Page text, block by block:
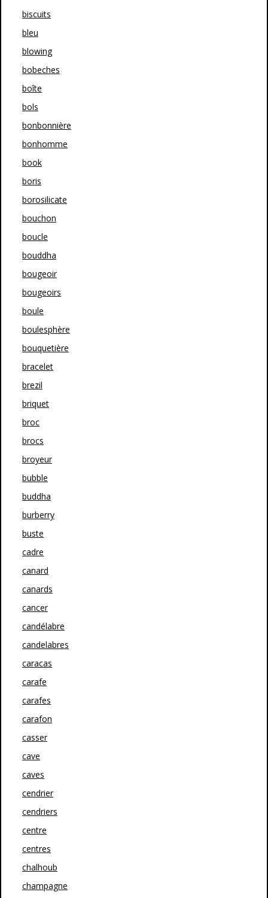
biscuits
bleu
blowing
bobeches
boîte
bols
bonbonnière
bonhomme
book
boris
borosilicate
bouchon
boucle
bouddha
bougeoir
bougeoirs
boule
boulesphère
bouquetière
bracelet
brezil
briquet
broc
brocs
broyeur
bubble
buddha
burberry
buste
cadre
canard
canards
cancer
candélabre
candelabres
caracas
carafe
carafes
carafon
casser
cave
caves
cendrier
cendriers
centre
centres
chalhoub
champagne